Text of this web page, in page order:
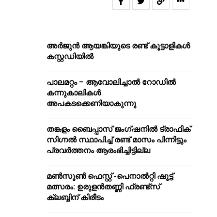
അർജുൻ ആയങ്കിയുടെ രണ്ട് കൂട്ടാളികൾ
കസ്റ്റഡിയിൽ
പാലമറ്റം – ആവോലിച്ചാൽ റോഡിൽ
കന്നുകാലികൾ
അപകടക്കെണിയാകുന്നു
തങ്കളം ബൈപ്പാസ് ജംഗ്ഷനിൽ ട്രാഫിക്
സിഗ്നല്‍ സ്ഥാപിച്ച് രണ്ട് മാസം പിന്നിട്ടും
പ്രവർത്തനം ആരംഭിച്ചിട്ടില്ല
മൺസൂൺ ഫെസ്റ്റ് -പെനാൽറ്റി ഷൂട്ട്
മത്സരം: ഉരുളൻതണ്ണി ഫ്രണ്ട്സ്
ക്ലബ്ബിന് കിരീടം